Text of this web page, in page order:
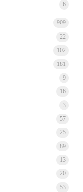
6
909
22
102
181
9
16
3
57
25
89
13
20
53